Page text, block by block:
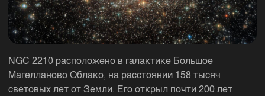
NGC 2210 расположено в галактике Большое
Магелланово Облако, на расстоянии 158 тысяч
световых лет от Земли. Его открыл почти 200 лет